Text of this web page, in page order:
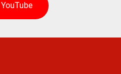
YouTube